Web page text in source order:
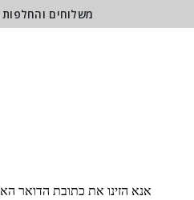
אנא הזינו את כתובת הדואר
משלוחים